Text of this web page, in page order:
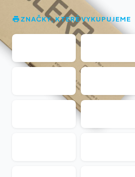
ZNAČKY, KTERÉ VYKUPUJEME